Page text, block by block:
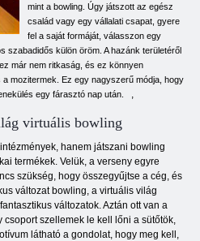
mint a bowling. Úgy játszott az egész
család vagy egy vállalati csapat, gyere
fel a saját formáját, válasszon egy
szabadidős külön öröm. A hazánk területéről
már nem ritkaság, és ez könnyen
mozitermek. Ez egy nagyszerű módja, hogy
egy fárasztó nap után.
,
virtuális bowling
hanem játszani bowling
termékek. Velük, a verseny egyre
szükség, hogy összegyűjtse a cég, és
változat bowling, a virtuális világ
változatok. Aztán ott van a
szellemek le kell lőni a sütőtök,
látható a gondolat, hogy meg kell,